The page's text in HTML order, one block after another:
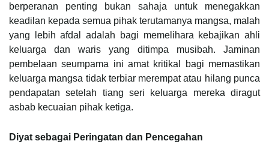
berperanan penting bukan sahaja untuk menegakkan
keadilan kepada semua pihak terutamanya mangsa, malah
yang lebih afdal adalah bagi memelihara kebajikan ahli
keluarga dan waris yang ditimpa musibah. Jaminan
pembelaan seumpama ini amat kritikal bagi memastikan
keluarga mangsa tidak terbiar merempat atau hilang punca
pendapatan setelah tiang seri keluarga mereka diragut
asbab kecuaian pihak ketiga.
Diyat sebagai Peringatan dan Pencegahan